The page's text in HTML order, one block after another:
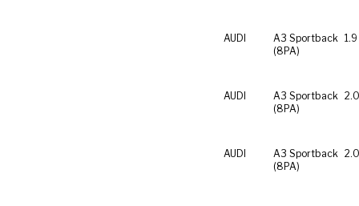
AUDI
A3 Sportback
(8PA)
AUDI
A3 Sportback
(8PA)
AUDI
A3 Sportback
(8PA)